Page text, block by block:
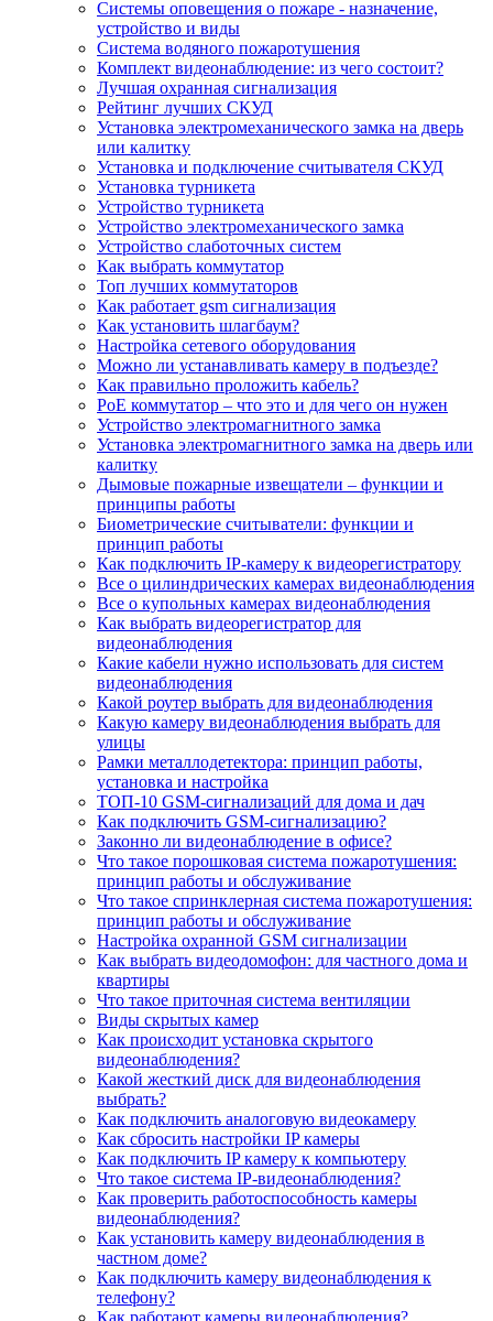
Системы оповещения о пожаре - назначение,
устройство и виды
Система водяного пожаротушения
Комплект видеонаблюдение: из чего состоит?
Лучшая охранная сигнализация
Рейтинг лучших СКУД
Установка электромеханического замка на дверь
или калитку
Установка и подключение считывателя СКУД
Установка турникета
Устройство турникета
Устройство электромеханического замка
Устройство слаботочных систем
Как выбрать коммутатор
Топ лучших коммутаторов
Как работает gsm сигнализация
Как установить шлагбаум?
Настройка сетевого оборудования
Можно ли устанавливать камеру в подъезде?
Как правильно проложить кабель?
PoE коммутатор – что это и для чего он нужен
Устройство электромагнитного замка
Установка электромагнитного замка на дверь или
калитку
Дымовые пожарные извещатели – функции и
принципы работы
Биометрические считыватели: функции и
принцип работы
Как подключить IP-камеру к видеорегистратору
Все о цилиндрических камерах видеонаблюдения
Все о купольных камерах видеонаблюдения
Как выбрать видеорегистратор для
видеонаблюдения
Какие кабели нужно использовать для систем
видеонаблюдения
Какой роутер выбрать для видеонаблюдения
Какую камеру видеонаблюдения выбрать для
улицы
Рамки металлодетектора: принцип работы,
установка и настройка
ТОП-10 GSM-сигнализаций для дома и дач
Как подключить GSM-сигнализацию?
Законно ли видеонаблюдение в офисе?
Что такое порошковая система пожаротушения:
принцип работы и обслуживание
Что такое спринклерная система пожаротушения:
принцип работы и обслуживание
Настройка охранной GSM сигнализации
Как выбрать видеодомофон: для частного дома и
квартиры
Что такое приточная система вентиляции
Виды скрытых камер
Как происходит установка скрытого
видеонаблюдения?
Какой жесткий диск для видеонаблюдения
выбрать?
Как подключить аналоговую видеокамеру
Как сбросить настройки IP камеры
Как подключить IP камеру к компьютеру
Что такое система IP-видеонаблюдения?
Как проверить работоспособность камеры
видеонаблюдения?
Как установить камеру видеонаблюдения в
частном доме?
Как подключить камеру видеонаблюдения к
телефону?
Как работают камеры видеонаблюдения?